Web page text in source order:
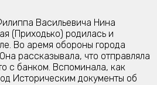
Васильевича Нина
(Приходько) родилась и
Во аремя обороны города
рассказывала, что отправляла
с банком. Вспоминала, как
Историческим документы об